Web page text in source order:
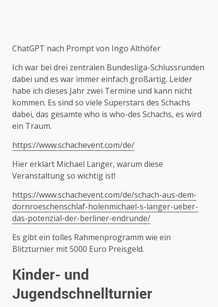
ChatGPT nach Prompt von Ingo Althöfer
Ich war bei drei zentralen Bundesliga-Schlussrunden
dabei und es war immer einfach großartig. Leider
habe ich dieses Jahr zwei Termine und kann nicht
kommen. Es sind so viele Superstars des Schachs
dabei, das gesamte who is who-des Schachs, es wird
ein Traum.
https://www.schachevent.com/de/
Hier erklärt Michael Langer, warum diese
Veranstaltung so wichtig ist!
https://www.schachevent.com/de/schach-aus-dem-
dornroeschenschlaf-holenmichael-s-langer-ueber-
das-potenzial-der-berliner-endrunde/
Es gibt ein tolles Rahmenprogramm wie ein
Blitzturnier mit 5000 Euro Preisgeld.
Kinder- und
Jugendschnellturnier